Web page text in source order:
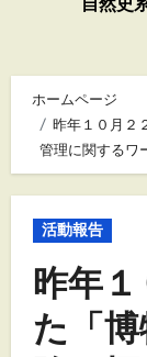
自然史
ホームページ
昨年１０月２
管理に関するワ
活動報告
昨年
た「